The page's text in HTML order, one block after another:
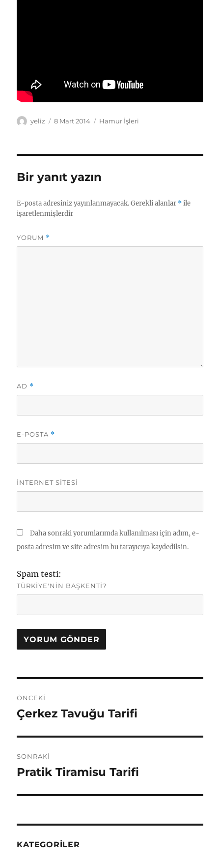
Yazar
yeliz
Yayın
8 Mart 2014 Kategoriler
Hamur İşleri
Bir yanıt yazın
E-posta adresiniz yayınlanmayacak. Gerekli alanlar *ile
işaretlenmişlerdir
YORUM *
AD *
E-POSTA *
İNTERNET SITESI
Daha sonraki yorumlarımda kullanılması için adım, e-
posta adresim ve site adresim bu tarayıcıya kaydedilsin.
Spam testi:
TÜRKIYE'NIN BAŞKENTI?
gezinmesi
ÖNCEKI
Önceki
Çerkez Tavuğu Tarifi
SONRAKI
Sonraki
Pratik Tiramisu Tarifi
KATEGORILER